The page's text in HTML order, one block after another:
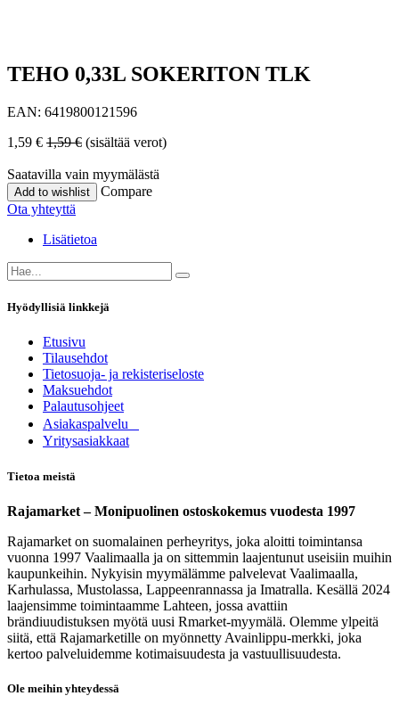
TEHO 0,33L SOKERITON TLK
EAN: 6419800121596
1,59 € 1,59€ (sisältää verot)
Saatavilla vain myymälästä
Add to wishlist
Compare
Ota yhteyttä
Lisätietoa
Hyödyllisiä linkkejä
Etusivu
Tilausehdot
Tietosuoja- ja rekisteriseloste
Maksuehdot
Palautusohjeet
Asia​k​aspalvelu
​Yritysasiakkaat
Tietoa meistä
Rajamarket – Monipuolinen ostoskokemus vuodesta 1997
Rajamarket on suomalainen perheyritys, joka aloitti toimintansa
vuonna 1997 Vaalimaalla ja on sittemmin laajentunut useisiin muihin
kaupunkeihin. Nykyisin myymälämme palvelevat Vaalimaalla,
Karhulassa, Mustolassa, Lappeenrannassa ja Imatralla. Kesällä 2024
laajensimme toimintaamme Lahteen, jossa avattiin
brändiuudistuksen myötä uusi Rmarket-myymälä. Olemme ylpeitä
siitä, että Rajamarketille on myönnetty Avainlippu-merkki, joka
kertoo palveluidemme kotimaisuudesta ja vastuullisuudesta.
Ole meihin yhteydessä